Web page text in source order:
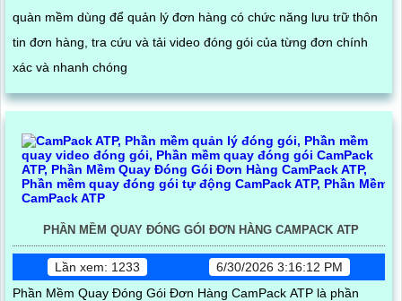
quàn mềm dùng để quản lý đơn hàng có chức năng lưu trữ thôn
tin đơn hàng, tra cứu và tải video đóng gói của từng đơn chính
xác và nhanh chóng
PHẦN MỀM QUAY ĐÓNG GÓI ĐƠN HÀNG CAMPACK ATP
Lần xem: 1233
6/30/2026 3:16:12 PM
Phần Mềm Quay Đóng Gói Đơn Hàng CamPack ATP là phần